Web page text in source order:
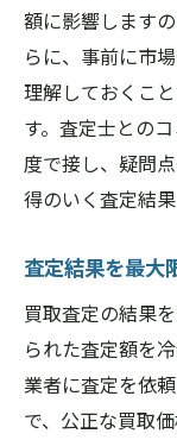
額に影響します
らに、事前に市
理解しておくこ
す。査定士との
度で接し、疑問
得のいく査定結
査定結果を最大
買取査定の結果
られた査定額を
業者に査定を依
で、公正な買取